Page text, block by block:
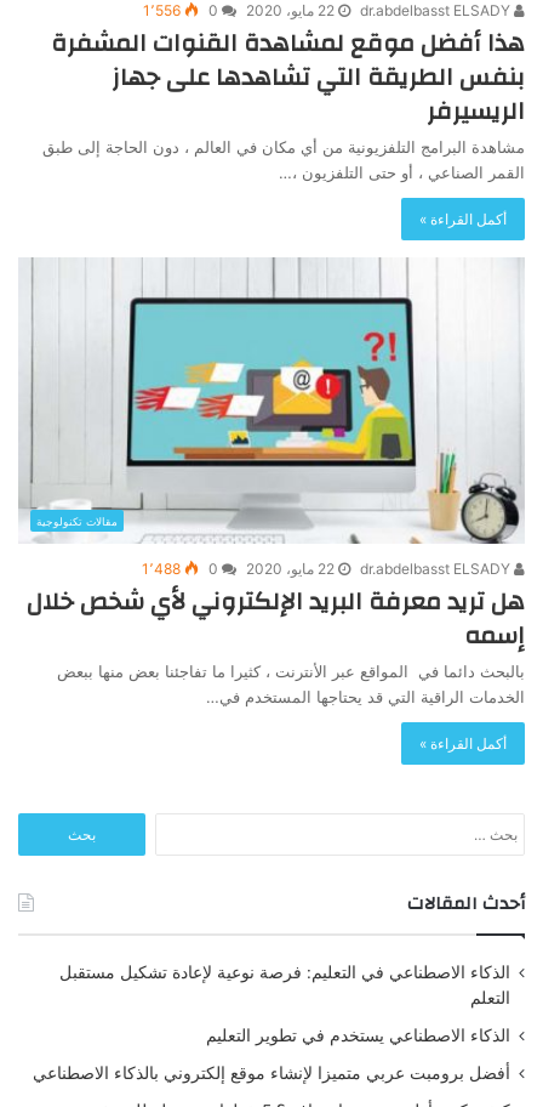
22 مايو، 2020 0 1٬556
هذا أفضل موقع لمشاهدة القنوات المشفرة
بنفس الطريقة التي تشاهدها على جهاز
الريسيرفر
مشاهدة البرامج التلفزيونية من أي مكان في العالم ، دون الحاجة إلى طبق
القمر الصناعي ، أو حتى التلفزيون ،…
أكمل القراءة »
مقالات تكنولوجية
22 مايو، 2020 0 1٬488
هل تريد معرفة البريد الإلكتروني لأي شخص خلال
إسمه
بالبحث دائما في المواقع عبر الأنترنت ، كثيرا ما تفاجئنا بعض منها ببعض
الخدمات الراقية التي قد يحتاجها المستخدم في…
أكمل القراءة »
عن:
أحدث المقالات
الذكاء الاصطناعي في التعليم: فرصة نوعية لإعادة تشكيل مستقبل
التعلم
الذكاء الاصطناعي يستخدم في تطوير التعليم
أفضل برومبت عربي متميزا لإنشاء موقع إلكتروني بالذكاء الاصطناعي